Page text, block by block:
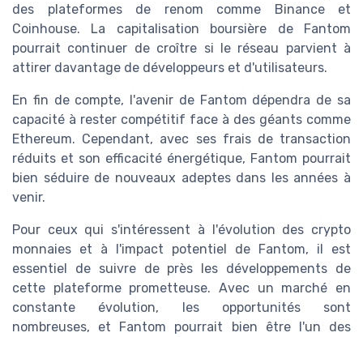
des plateformes de renom comme Binance et
Coinhouse. La capitalisation boursière de Fantom
pourrait continuer de croître si le réseau parvient à
attirer davantage de développeurs et d'utilisateurs.
En fin de compte, l'avenir de Fantom dépendra de sa
capacité à rester compétitif face à des géants comme
Ethereum. Cependant, avec ses frais de transaction
réduits et son efficacité énergétique, Fantom pourrait
bien séduire de nouveaux adeptes dans les années à
venir.
Pour ceux qui s'intéressent à l'évolution des crypto
monnaies et à l'impact potentiel de Fantom, il est
essentiel de suivre de près les développements de
cette plateforme prometteuse. Avec un marché en
constante évolution, les opportunités sont
nombreuses, et Fantom pourrait bien être l'un des